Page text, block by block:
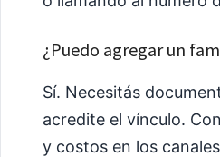
¿Puedo agregar un
Sí. Necesitás
acredite el vínculo.
y costos en los